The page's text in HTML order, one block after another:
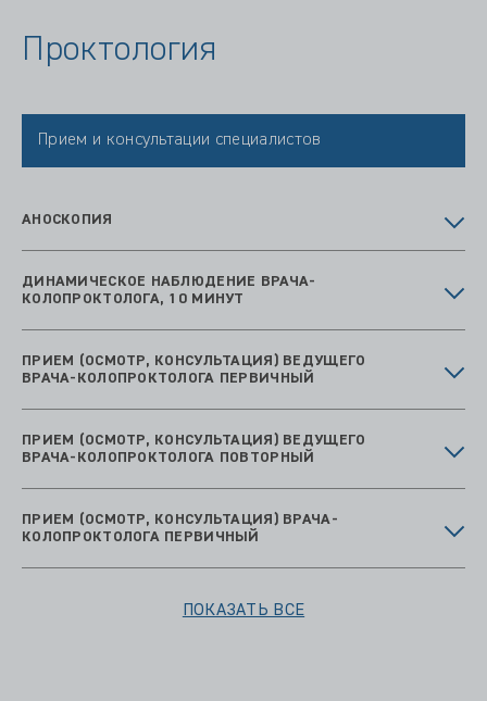
Проктология
Прием и консультации специалистов
АНОСКОПИЯ
ДИНАМИЧЕСКОЕ НАБЛЮДЕНИЕ ВРАЧА-
КОЛОПРОКТОЛОГА, 10 МИНУТ
ПРИЕМ (ОСМОТР, КОНСУЛЬТАЦИЯ) ВЕДУЩЕГО
ВРАЧА-КОЛОПРОКТОЛОГА ПЕРВИЧНЫЙ
ПРИЕМ (ОСМОТР, КОНСУЛЬТАЦИЯ) ВЕДУЩЕГО
ВРАЧА-КОЛОПРОКТОЛОГА ПОВТОРНЫЙ
ПРИЕМ (ОСМОТР, КОНСУЛЬТАЦИЯ) ВРАЧА-
КОЛОПРОКТОЛОГА ПЕРВИЧНЫЙ
ПОКАЗАТЬ ВСЕ